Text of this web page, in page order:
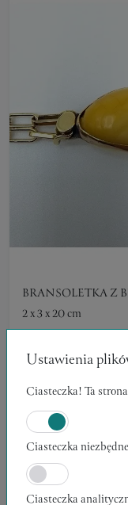
BRANSOLETKA Z
2 x 3 x 20 cm
Ustawienia
Ciasteczka! Ta
Ciasteczka
Ciasteczka